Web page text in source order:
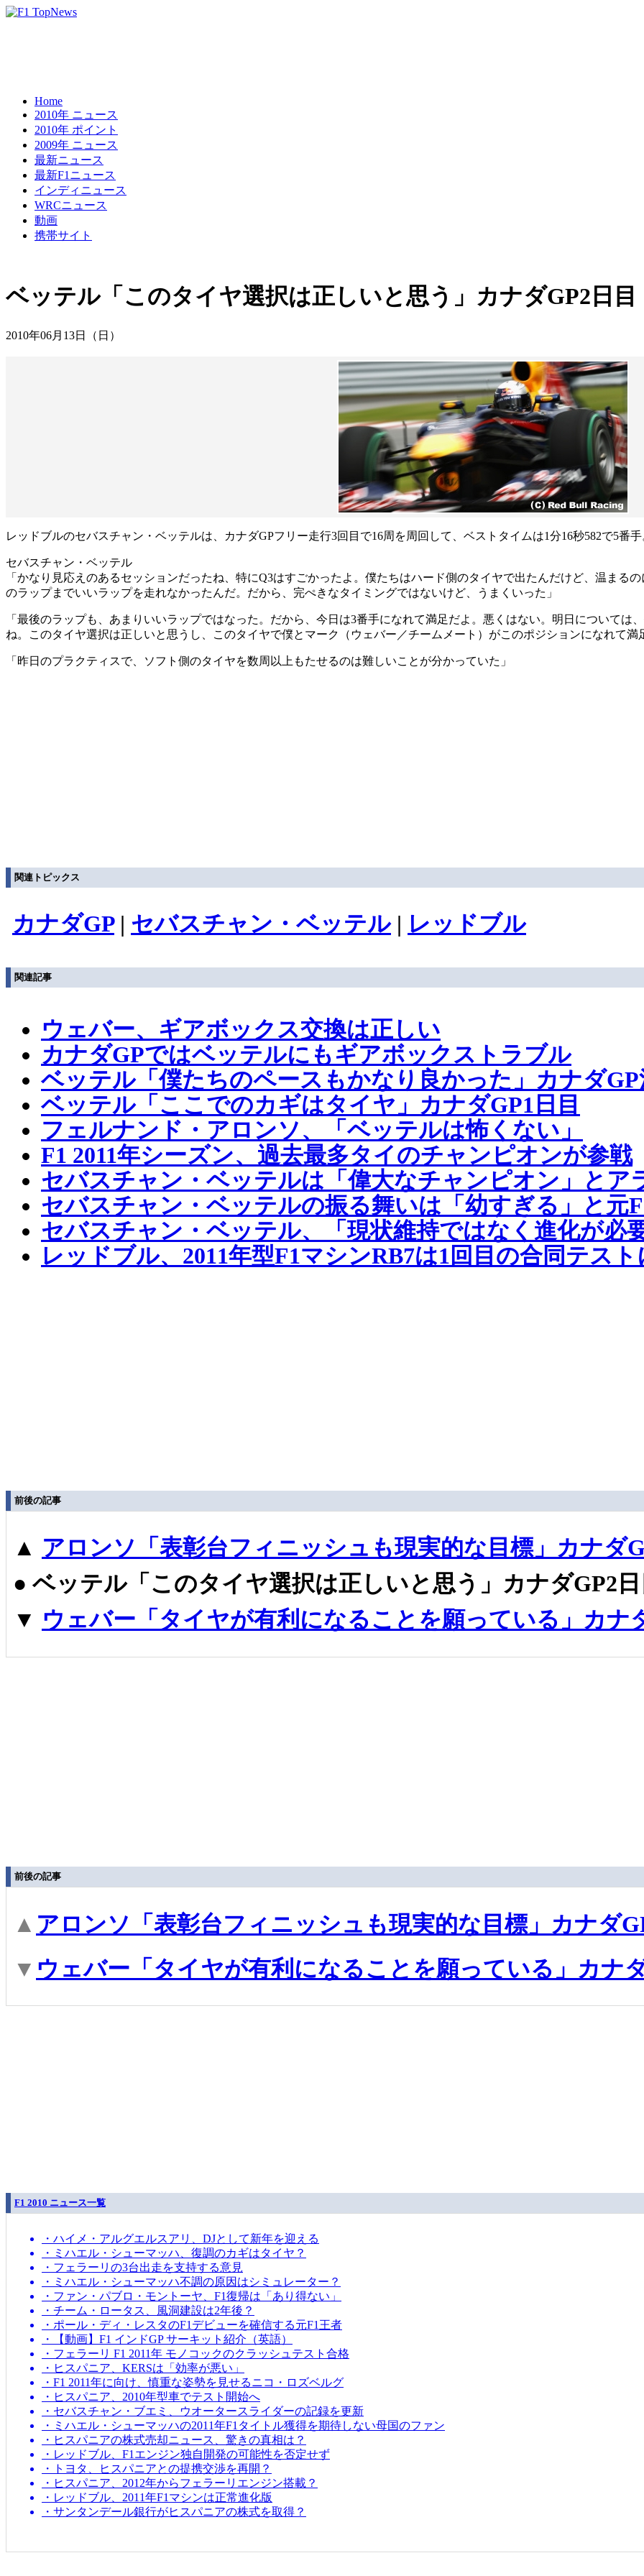
Home
2010年 ニュース
2010年 ポイント
2009年 ニュース
最新ニュース
最新F1ニュース
インディニュース
WRCニュース
動画
携帯サイト
ベッテル「このタイヤ選択は正しいと思う」カナダGP2日目
2010年06月13日（日）
レッドブルのセバスチャン・ベッテルは、カナダGPフリー走行3回目で16周を周回して、ベストタイムは1分16秒582で5番
セバスチャン・ベッテル
「かなり見応えのあるセッションだったね、特にQ3はすごかったよ。僕たちはハード側のタイヤで出たんだけど、温まる
のラップまでいいラップを走れなかったんだ。だから、完ぺきなタイミングではないけど、うまくいった」
「最後のラップも、あまりいいラップではなった。だから、今日は3番手になれて満足だよ。悪くはない。明日について
ね。このタイヤ選択は正しいと思うし、このタイヤで僕とマーク（ウェバー／チームメート）がこのポジションになれて満
「昨日のプラクティスで、ソフト側のタイヤを数周以上もたせるのは難しいことが分かっていた」
関連トピックス
カナダGP| セバスチャン・ベッテル| レッドブル
関連記事
ウェバー、ギアボックス交換は正しい
カナダGPではベッテルにもギアボックストラブル
ベッテル「僕たちのペースもかなり良かった」カナダGP
ベッテル「ここでのカギはタイヤ」カナダGP1日目
フェルナンド・アロンソ、「ベッテルは怖くない」
F1 2011年シーズン、過去最多タイのチャンピオンが参戦
セバスチャン・ベッテルは「偉大なチャンピオン」とア
セバスチャン・ベッテルの振る舞いは「幼すぎる」と元
セバスチャン・ベッテル、「現状維持ではなく進化が必要
レッドブル、2011年型F1マシンRB7は1回目の合同テスト
前後の記事
▲ アロンソ「表彰台フィニッシュも現実的な目標」カナダ
● ベッテル「このタイヤ選択は正しいと思う」カナダGP2日
▼ ウェバー「タイヤが有利になることを願っている」カナ
前後の記事
▲ アロンソ「表彰台フィニッシュも現実的な目標」カナダ
▼ ウェバー「タイヤが有利になることを願っている」カナ
F1 2010 ニュース一覧
・ハイメ・アルグエルスアリ、DJとして新年を迎える
・ミハエル・シューマッハ、復調のカギはタイヤ？
・フェラーリの3台出走を支持する意見
・ミハエル・シューマッハ不調の原因はシミュレーター？
・ファン・パブロ・モントーヤ、F1復帰は「あり得ない」
・チーム・ロータス、風洞建設は2年後？
・ポール・ディ・レスタのF1デビューを確信する元F1王者
・【動画】F1 インドGP サーキット紹介（英語）
・フェラーリ F1 2011年 モノコックのクラッシュテスト合格
・ヒスパニア、KERSは「効率が悪い」
・F1 2011年に向け、慎重な姿勢を見せるニコ・ロズベルグ
・ヒスパニア、2010年型車でテスト開始へ
・セバスチャン・ブエミ、ウオータースライダーの記録を更新
・ミハエル・シューマッハの2011年F1タイトル獲得を期待しない母国のファン
・ヒスパニアの株式売却ニュース、驚きの真相は？
・レッドブル、F1エンジン独自開発の可能性を否定せず
・トヨタ、ヒスパニアとの提携交渉を再開？
・ヒスパニア、2012年からフェラーリエンジン搭載？
・レッドブル、2011年F1マシンは正常進化版
・サンタンデール銀行がヒスパニアの株式を取得？